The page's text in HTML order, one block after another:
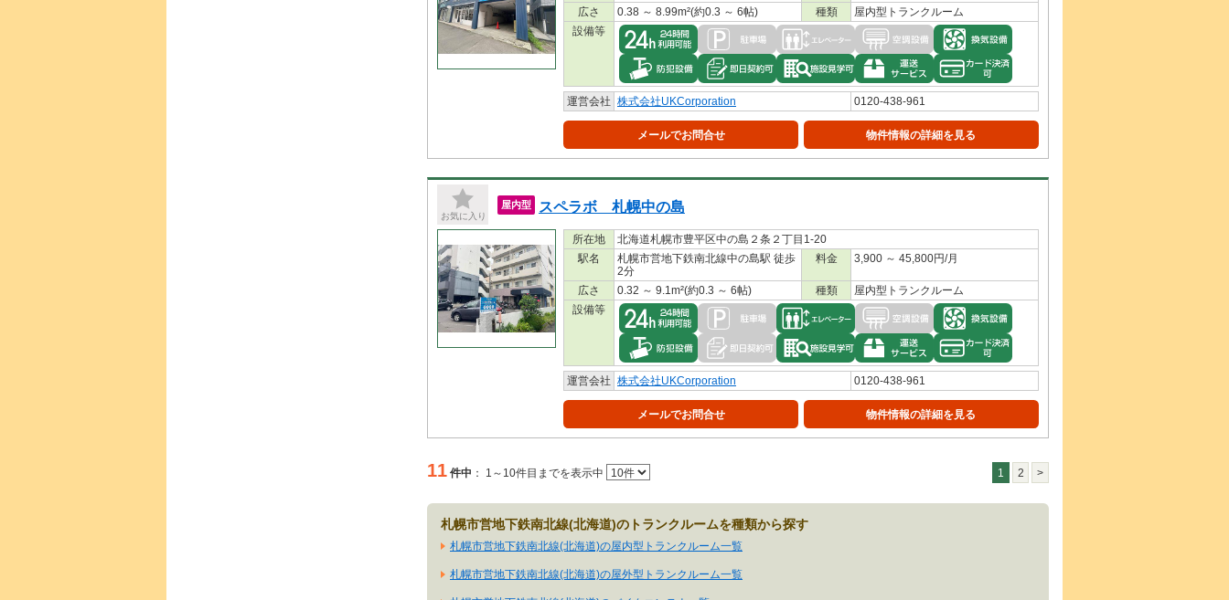
広さ 0.38 ～ 8.99m²(約0.3 ～ 6帖) 種類
屋内型トランクルーム
設備等
運営会社 株式会社UKCorporation 0120-438-961
メールでお問合せ 物件情報の詳細を見る
お気に入り
屋内型 スペラボ 札幌中の島
所在地
北海道札幌市豊平区中の島２条２丁目1-20
駅名
札幌市営地下鉄南北線中の島駅 徒歩
2分
料金 3,900 ～ 45,800円/月
広さ 0.32 ～ 9.1m²(約0.3 ～ 6帖) 種類
屋内型トランクルーム
設備等
運営会社 株式会社UKCorporation 0120-438-961
メールでお問合せ 物件情報の詳細を見る
11 件中 ： 1～10件目までを表示中 1 2 >
札幌市営地下鉄南北線(北海道)のトランクルームを種類から探す
札幌市営地下鉄南北線(北海道)の屋内型トランクルーム一覧
札幌市営地下鉄南北線(北海道)の屋外型トランクルーム一覧